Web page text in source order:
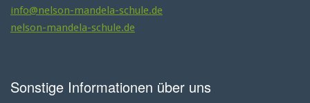
info@nelson-mandela-schule.de
nelson-mandela-schule.de
Sonstige Informationen über uns